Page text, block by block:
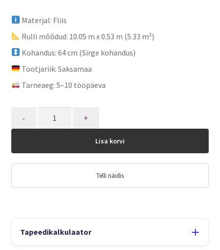
Materjal: Fliis
Rulli mõõdud: 10.05 m x 0.53 m (5.33 m²)
Kohandus: 64 cm (Sirge kohandus)
Tootjariik: Saksamaa
Tarneaeg: 5–10 tööpäeva
Lisa korvi
Telli näidis
Tapeedikalkulaator